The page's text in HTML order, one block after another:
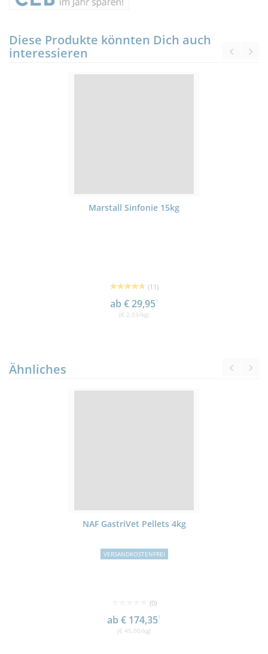
Diese Produkte könnten Dich auch
interessieren
Marstall Sinfonie 15kg
(11)
ab € 29,951
(€ 2,03/kg)
Ähnliches
NAF GastriVet Pellets 4kg
VERSANDKOSTENFREI
(0)
ab € 174,351
(€ 45,00/kg)